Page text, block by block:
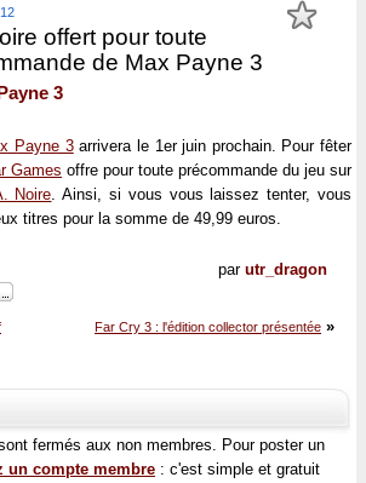
offert pour toute
de Max Payne 3
3
Payne 3arrivera le 1er juin prochain. Pour fêter
Games offre pour toute précommande du jeu sur
Noire. Ainsi, si vous vous laissez tenter, vous
titres pour la somme de 49,99 euros.
par utr_dragon
Far Cry 3 : l'édition collector présentée »
fermés aux non membres. Pour poster un
un compte membre : c'est simple et gratuit